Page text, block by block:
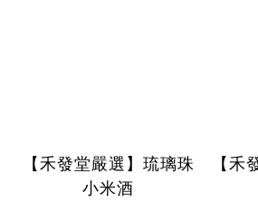
【禾發堂嚴選】琉璃珠
小米酒
【禾